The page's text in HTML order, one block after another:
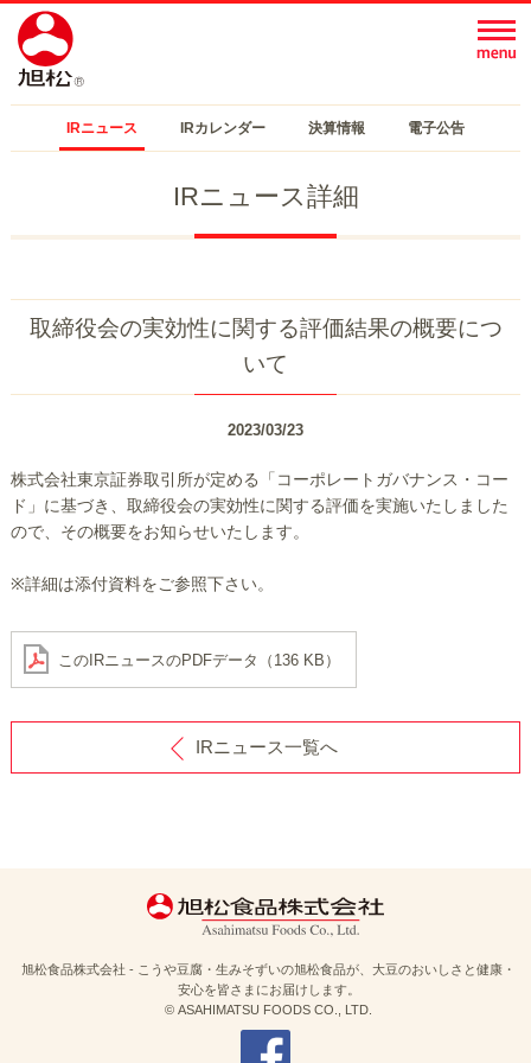
IRニュース IRカレンダー 決算情報 電子公告
IRニュース詳細
取締役会の実効性に関する評価結果の概要につ
いて
2023/03/23
株式会社東京証券取引所が定める「コーポレートガバナンス・コー
ド」に基づき、取締役会の実効性に関する評価を実施いたしました
ので、その概要をお知らせいたします。
※詳細は添付資料をご参照下さい。
このIRニュースのPDFデータ（136 KB）
IRニュース一覧へ
旭松食品株式会社 - こうや豆腐・生みそずいの旭松食品が、大豆のおいしさと健康・
安心を皆さまにお届けします。
© ASAHIMATSU FOODS CO., LTD.